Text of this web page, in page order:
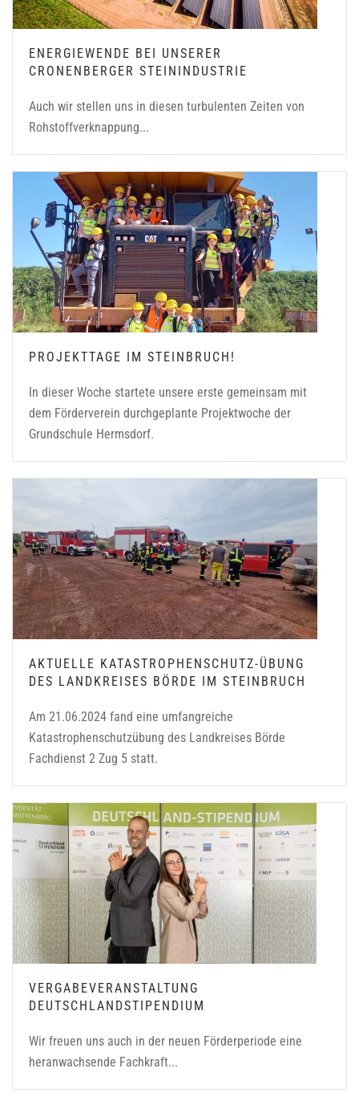
ENERGIEWENDE BEI UNSERER
CRONENBERGER STEININDUSTRIE
Auch wir stellen uns in diesen turbulenten Zeiten von
Rohstoffverknappung...
PROJEKTTAGE IM STEINBRUCH!
In dieser Woche startete unsere erste gemeinsam mit
dem Förderverein durchgeplante Projektwoche der
Grundschule Hermsdorf.
AKTUELLE KATASTROPHENSCHUTZ-ÜBUNG
DES LANDKREISES BÖRDE IM STEINBRUCH
Am 21.06.2024 fand eine umfangreiche
Katastrophenschutzübung des Landkreises Börde
Fachdienst 2 Zug 5 statt.
VERGABEVERANSTALTUNG
DEUTSCHLANDSTIPENDIUM
Wir freuen uns auch in der neuen Förderperiode eine
heranwachsende Fachkraft...